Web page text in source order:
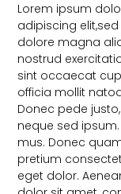
Lorem ipsum
adipiscing
dolore magna
nostrud
sint occaecat
officia mollit
Donec pede
neque sed
mus. Donec
pretium
eget dolor.